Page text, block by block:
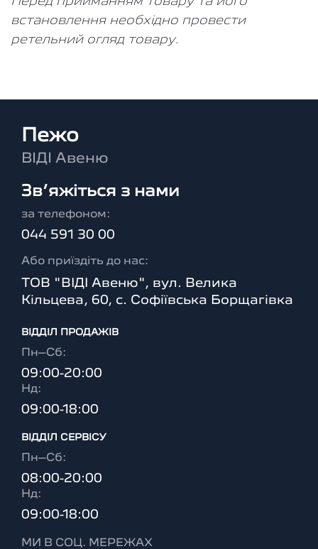
встановлення необхідно провести
ретельний огляд товару.
Пежо
ВІДІ Авеню
Зв’яжіться з нами
за телефоном:
044 591 30 00
Або приїздіть до нас:
ТОВ "ВІДІ Авеню", вул. Велика
Кільцева, 60, с. Софіївська Борщагівка
ВІДДІЛ ПРОДАЖІВ
Пн–Сб:
09:00-20:00
Нд:
09:00-18:00
ВІДДІЛ CЕРВІСУ
Пн–Сб:
08:00-20:00
Нд:
09:00-18:00
МИ В СОЦ. МЕРЕЖАХ